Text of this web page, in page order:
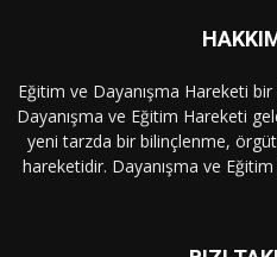
Eğitim ve Dayanışma Hareketi
Dayanışma ve Eğitim Hareketi
yeni tarzda bir bilinçlenme,
hareketidir. Dayanışma ve